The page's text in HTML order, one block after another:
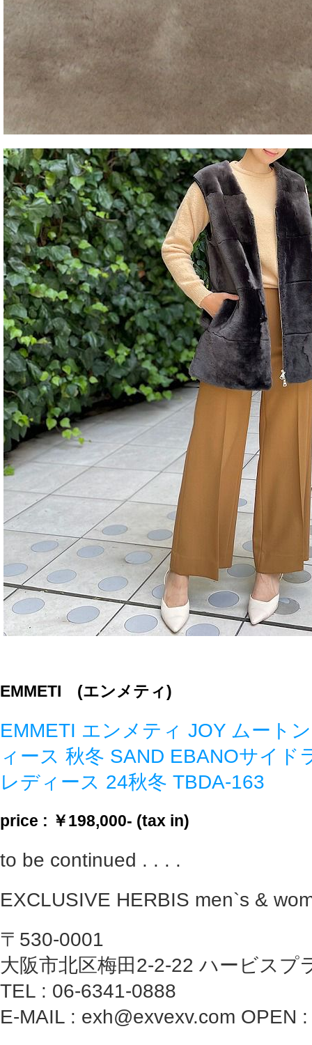
EMMETI (エンメティ)
EMMETI エンメティ JOY ムート
ィース 秋冬 SAND EBANOサイド
レディース 24秋冬 TBDA-163
price : ￥198,000- (tax in)
to be continued . . . .
EXCLUSIVE HERBIS men`s &
〒530-0001
大阪市北区梅田2-2-22 ハービスプ
TEL : 06-6341-0888
E-MAIL : exh@exvexv.com OPEN